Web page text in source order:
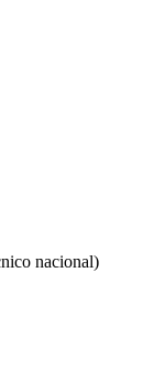
nacional)